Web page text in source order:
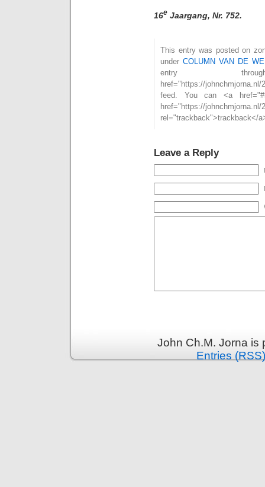
16e Jaargang, Nr. 752.
This entry was posted on
under COLUMN VAN DE
entry
href="https://
feed. You can <a
href="https://
rel="trackback">trackback</
Leave a Reply
John Ch.M. Jorna
Entries (RSS)